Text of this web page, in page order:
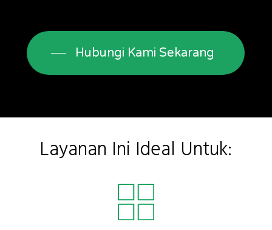
Hubungi Kami Sekarang
Layanan Ini Ideal Untuk: